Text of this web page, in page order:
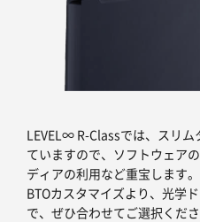
LEVEL∞ R-Classでは、スリ
ていますので、ソフトウェア
ディアの利用など重宝します。
BTOカスタマイズより、光学
で、ぜひ合わせてご選択くださ